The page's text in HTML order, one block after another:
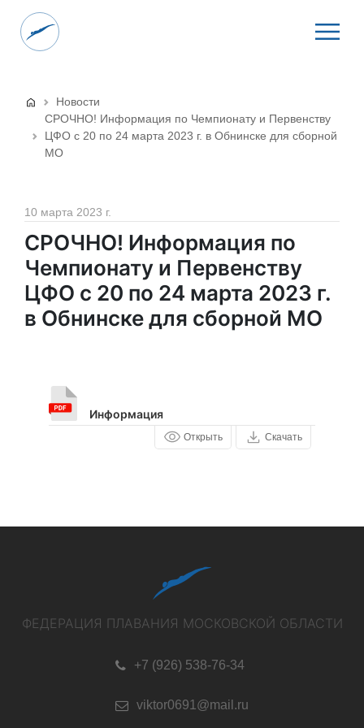
Новости
СРОЧНО! Информация по Чемпионату и Первенству
ЦФО с 20 по 24 марта 2023 г. в Обнинске для сборной
МО
10 марта 2023 г.
СРОЧНО! Информация по
Чемпионату и Первенству
ЦФО с 20 по 24 марта 2023 г.
в Обнинске для сборной МО
Информация
Открыть Скачать
ФЕДЕРАЦИЯ ПЛАВАНИЯ МОСКОВСКОЙ ОБЛАСТИ
+7 (926) 538-76-34
viktor0691@mail.ru